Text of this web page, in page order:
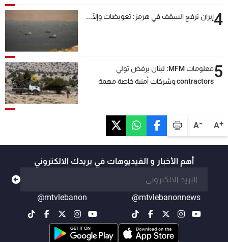
A+
A-
4إيران ترفع السقف في هرمز: تعويضات وإلّا...
5
معلومات MFM: لبنان يرفض تولي
contractors وشركات أمنية خاصة مهمة
أهم الأخبار و الفيديوهات في بريدك الالكتروني
@mtvlebanonnews
@mtvlebanon